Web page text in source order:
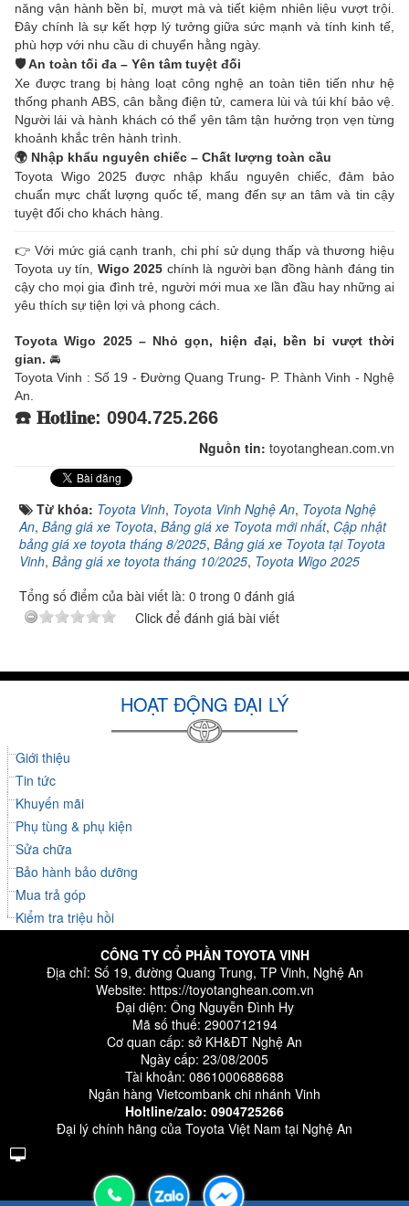
năng vận hành bền bỉ, mượt mà và tiết kiệm nhiên liệu vượt trội.
Đây chính là sự kết hợp lý tưởng giữa sức mạnh và tính kinh tế,
phù hợp với nhu cầu di chuyển hằng ngày.
🛡️ An toàn tối đa – Yên tâm tuyệt đối
Xe được trang bị hàng loạt công nghệ an toàn tiên tiến như hệ
thống phanh ABS, cân bằng điện tử, camera lùi và túi khí bảo vệ.
Người lái và hành khách có thể yên tâm tận hưởng trọn vẹn từng
khoảnh khắc trên hành trình.
🌍 Nhập khẩu nguyên chiếc – Chất lượng toàn cầu
Toyota Wigo 2025 được nhập khẩu nguyên chiếc, đảm bảo
chuẩn mực chất lượng quốc tế, mang đến sự an tâm và tin cậy
tuyệt đối cho khách hàng.
👉 Với mức giá cạnh tranh, chi phí sử dụng thấp và thương hiệu
Toyota uy tín, Wigo 2025 chính là người bạn đồng hành đáng tin
cậy cho mọi gia đình trẻ, người mới mua xe lần đầu hay những ai
yêu thích sự tiện lợi và phong cách.
Toyota Wigo 2025 – Nhỏ gọn, hiện đại, bền bỉ vượt thời
gian. 🚘
Toyota Vinh : Số 19 - Đường Quang Trung- P. Thành Vinh - Nghệ
An.
☎️ 𝐇𝐨𝐭𝐥𝐢𝐧𝐞: 0904.725.266
Nguồn tin: toyotanghean.com.vn
Từ khóa: Toyota Vinh, Toyota Vinh Nghệ An, Toyota Nghệ
An, Bảng giá xe Toyota, Bảng giá xe Toyota mới nhất, Cập nhật
bảng giá xe toyota tháng 8/2025, Bảng giá xe Toyota tại Toyota
Vinh, Bảng giá xe toyota tháng 10/2025, Toyota Wigo 2025
Tổng số điểm của bài viết là: 0 trong 0 đánh giá
Click để đánh giá bài viết
HOẠT ĐỘNG ĐẠI LÝ
Giới thiệu
Tin tức
Khuyến mãi
Phụ tùng & phụ kiện
Sửa chữa
Bảo hành bảo dưỡng
Mua trả góp
Kiểm tra triệu hồi
CÔNG TY CỔ PHẦN TOYOTA VINH
Địa chỉ: Số 19, đường Quang Trung, TP Vinh, Nghệ An
Website: https://toyotanghean.com.vn
Đại diện: Ông Nguyễn Đình Hy
Mã số thuế: 2900712194
Cơ quan cấp: sở KH&ĐT Nghệ An
Ngày cấp: 23/08/2005
Tài khoản: 0861000688688
Ngân hàng Vietcombank chi nhánh Vinh
Holtline/zalo: 0904725266
Đại lý chính hãng của Toyota Việt Nam tại Nghệ An